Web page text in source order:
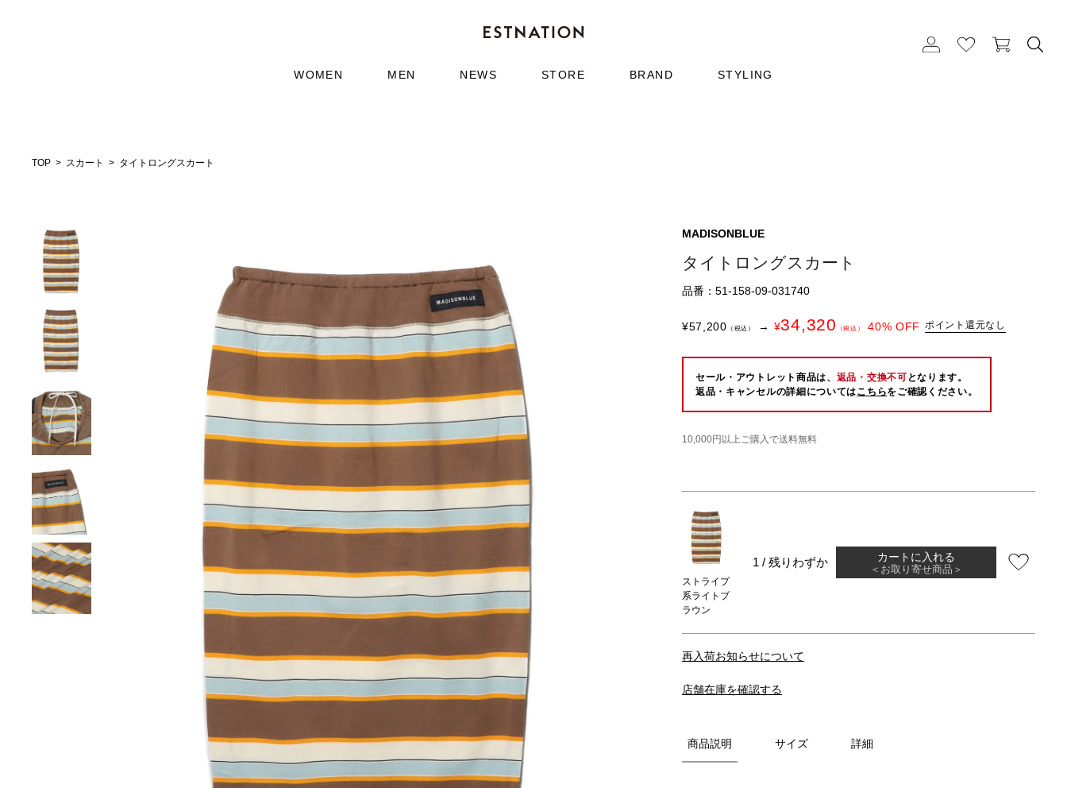
WOMEN MEN NEWS STORE BRAND STYLING
TOP スカート タイトロングスカート
MADISONBLUE
タイトロングスカート
品番：51-158-09-031740
¥57,200 （税込） → ¥34,320 （税込） 40% OFF ポイント還元なし
セール・アウトレット商品は、 返品・交換不可 となります。
返品・キャンセルの詳細についてはこちらをご確認ください。
10,000円以上ご購入で送料無料
ストライプ
系ライトブ
ラウン
1 / 残りわずか カートに入れる
＜お取り寄せ商品＞
再入荷お知らせについて
店舗在庫を確認する
商品説明 サイズ 詳細